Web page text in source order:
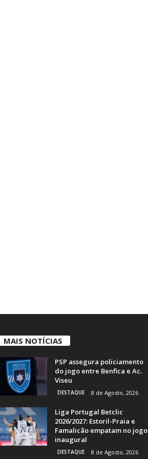
MAIS NOTÍCIAS
PSP assegura policiamento
do jogo entre Benfica e Ac.
Viseu
DESTAQUE 8 de Agosto, 2026
Liga Portugal Betclic
2026/2027: Estoril-Praia e
Famalicão empatam no jogo
inaugural
DESTAQUE 8 de Agosto, 2026